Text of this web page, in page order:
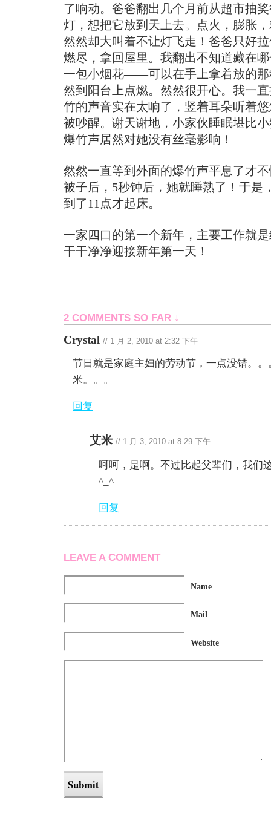
了响动。爸爸翻出几个月前从超市抽
灯，想把它放到天上去。点火，膨胀
然然却大叫着不让灯飞走！爸爸只好
燃尽，拿回屋里。我翻出不知道藏在
一包小烟花——可以在手上拿着放的那
然到阳台上点燃。然然很开心。我一
竹的声音实在太响了，竖着耳朵听着
被吵醒。谢天谢地，小家伙睡眠堪比
爆竹声居然对她没有丝毫影响！
然然一直等到外面的爆竹声平息了才
被子后，5秒钟后，她就睡熟了！于是
到了11点才起床。
一家四口的第一个新年，主要工作就
干干净净迎接新年第一天！
2 COMMENTS SO FAR ↓
Crystal // 1 月 2, 2010 at 2:32 下午
节日就是家庭主妇的劳动节，一点没错。。
米。。。
回复
艾米// 1 月 3, 2010 at 8:29 下午
呵呵，是啊。不过比起父辈们，我们
^_^
回复
LEAVE A COMMENT
Name
Mail
Website